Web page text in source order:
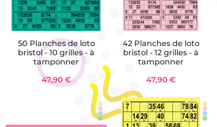
50 Planches de loto
bristol - 10 grilles - à
tamponner
47,90 €
42 Planches de loto
bristol - 12 grilles - à
tamponner
47,90 €